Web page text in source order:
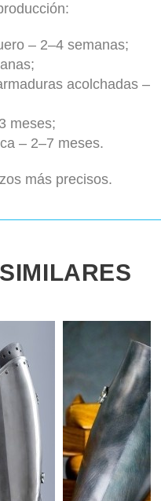
– 2–4 semanas;
acolchadas –
meses;
– 2–7 meses.
más precisos.